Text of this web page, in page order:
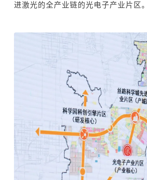
进激光的全产业链的光电子产业片区。